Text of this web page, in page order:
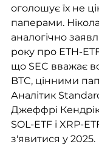
оголошує їх не
паперами.
аналогічно
року про ETH-
що SEC вважає
BTC, цінними
Аналітик
Джеффрі
SOL-ETF і XRP-
з'явитися у 2025.